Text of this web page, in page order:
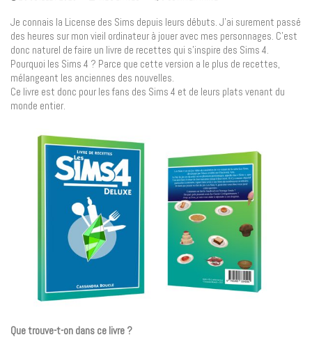
Je connais la License des Sims depuis leurs débuts. J’ai surement passé
des heures sur mon vieil ordinateur à jouer avec mes personnages. C’est
donc naturel de faire un livre de recettes qui s’inspire des Sims 4.
Pourquoi les Sims 4 ? Parce que cette version a le plus de recettes,
mélangeant les anciennes des nouvelles.
Ce livre est donc pour les fans des Sims 4 et de leurs plats venant du
monde entier.
Que trouve-t-on dans ce livre ?